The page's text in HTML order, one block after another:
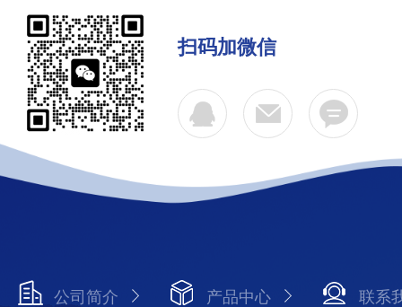
扫码加微信
公司简介 产品中心 联系